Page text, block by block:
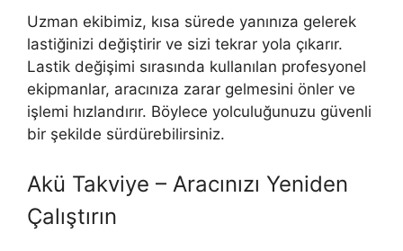
Uzman ekibimiz, kısa sürede yanınıza gelerek
lastiğinizi değiştirir ve sizi tekrar yola çıkarır.
Lastik değişimi sırasında kullanılan profesyonel
ekipmanlar, aracınıza zarar gelmesini önler ve
işlemi hızlandırır. Böylece yolculuğunuzu güvenli
bir şekilde sürdürebilirsiniz.
Akü Takviye – Aracınızı Yeniden
Çalıştırın